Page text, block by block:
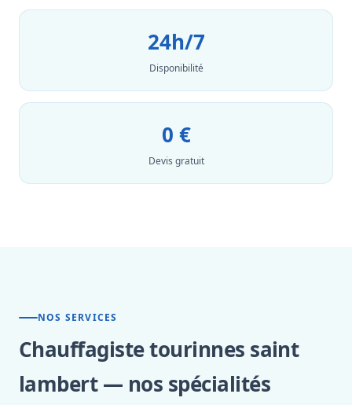
24h/7
Disponibilité
0 €
Devis gratuit
NOS SERVICES
Chauffagiste tourinnes saint
lambert — nos spécialités